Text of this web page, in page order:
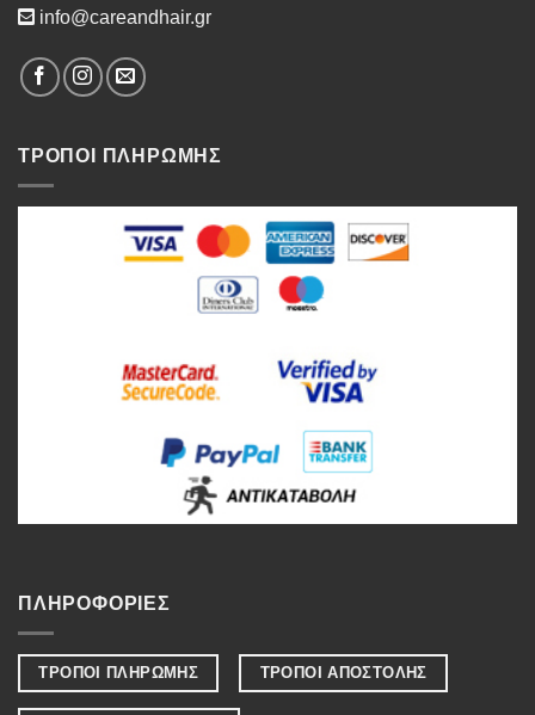
info@careandhair.gr
ΤΡΟΠΟΙ ΠΛΗΡΩΜΗΣ
ΠΛΗΡΟΦΟΡΙΕΣ
ΤΡΟΠΟΙ ΠΛΗΡΩΜΗΣ ΤΡΟΠΟΙ ΑΠΟΣΤΟΛΗΣ